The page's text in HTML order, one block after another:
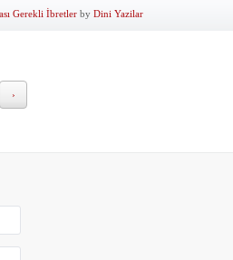
Gerekli İbretler by Dini Yazilar
›